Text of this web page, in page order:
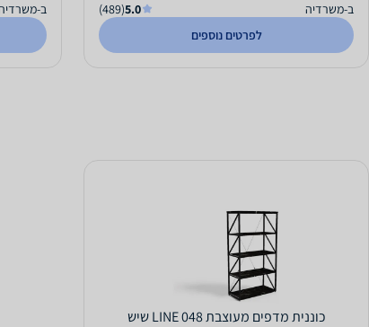
ב-משרדיה 5.0
(489)
לפרטים נוספים
ב-
כוננית מדפים מעוצבת LINE 048 שיש